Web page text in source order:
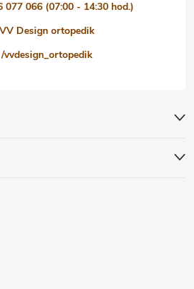
077 066 (07:00 - 14:30 hod.)
VV Design ortopedik
/vvdesign_ortopedik